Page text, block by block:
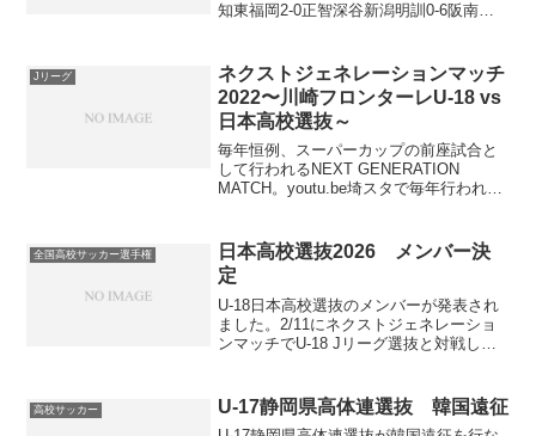
知東福岡2-0正智深谷新潟明訓0-6阪南大
工業0-2堀越流経大柏5-0佐賀東札幌...
Jリーグ
ネクストジェネレーションマッチ
2022〜川崎フロンターレU-18 vs
日本高校選抜～
毎年恒例、スーパーカップの前座試合と
して行われるNEXT GENERATION
MATCH。youtu.be埼スタで毎年行われて
年、2019年、2020年に観戦に行...
全国高校サッカー選手権
日本高校選抜2026 メンバー決
定
U-18日本高校選抜のメンバーが発表され
ました。2/11にネクストジェネレーショ
ンマッチでU-18 Jリーグ選抜と対戦した
して最後、3/29〜4/8にスイス遠征...
高校サッカー U-17静岡県高体連選抜 韓国遠征